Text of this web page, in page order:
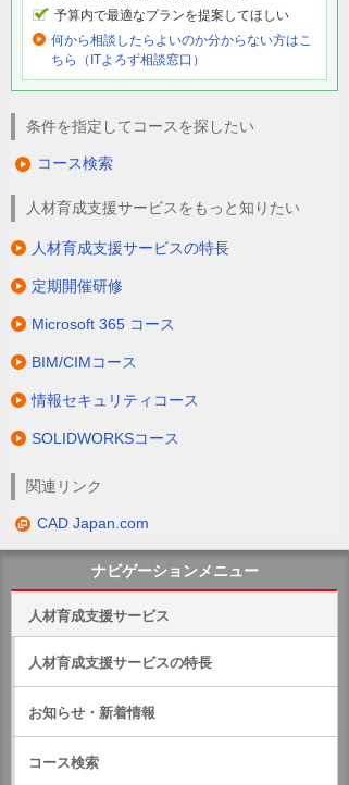
予算内で最適なプランを提案してほしい
何から相談したらよいのか分からない方はこ
ちら（ITよろず相談窓口）
条件を指定してコースを探したい
コース検索
人材育成支援サービスをもっと知りたい
人材育成支援サービスの特長
定期開催研修
Microsoft 365 コース
BIM/CIMコース
情報セキュリティコース
SOLIDWORKSコース
関連リンク
CAD Japan.com
ナビゲーションメニュー
人材育成支援サービス
人材育成支援サービスの特長
お知らせ・新着情報
コース検索